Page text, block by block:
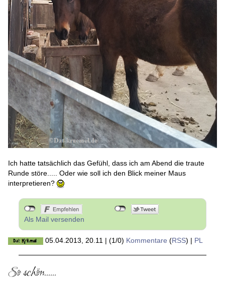
Ich hatte tatsächlich das Gefühl, dass ich am Abend die traute
Runde störe..... Oder wie soll ich den Blick meiner Maus
interpretieren?
Als Mail versenden
05.04.2013, 20.11 | (1/0) Kommentare (RSS) | PL
So schön......